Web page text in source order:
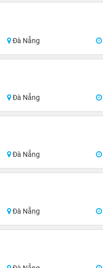
Đà Nẵng
Đà Nẵng
Đà Nẵng
Đà Nẵng